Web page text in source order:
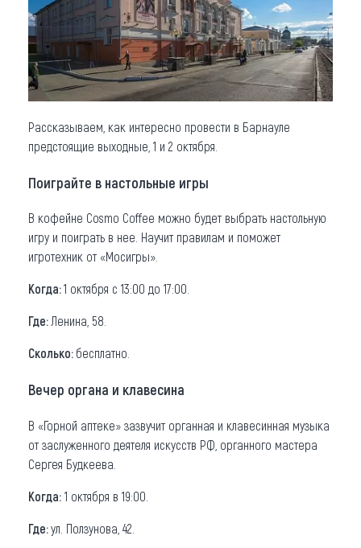
Коллекция впечатлений
Другие рубрики
Рассказываем, как интересно провести в Барнауле
предстоящие выходные, 1 и 2 октября.
Поиграйте в настольные игры
В кофейне Cosmo Сoffee можно будет выбрать настольную
игру и поиграть в нее. Научит правилам и поможет
игротехник от «Мосигры».
Когда:1 октября с 13:00 до 17:00.
Где: Ленина, 58.
Сколько: бесплатно.
Вечер органа и клавесина
В «Горной аптеке» зазвучит органная и клавесинная музыка
от заслуженного деятеля искусств РФ, органного мастера
Сергея Будкеева.
Когда: 1 октября в 19:00.
Где:ул. Ползунова, 42.